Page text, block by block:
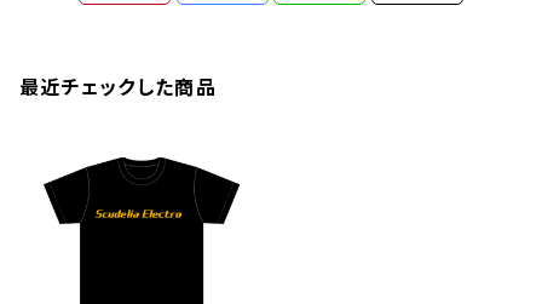
最近チェックした商品